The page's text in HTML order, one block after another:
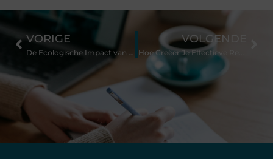
VORIGE
De Ecologische Impact van Hermetische en Automatische Schuifdeuren
VOLGENDE